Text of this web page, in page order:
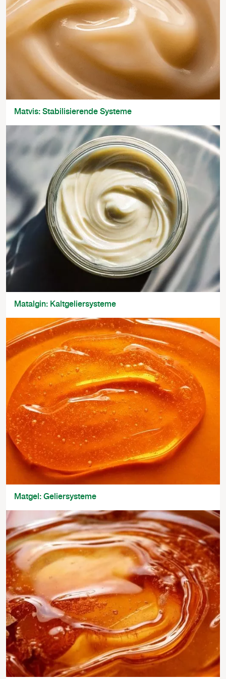
Matvis: Stabilisierende Systeme
Matalgin: Kaltgeliersysteme
Matgel: Geliersysteme